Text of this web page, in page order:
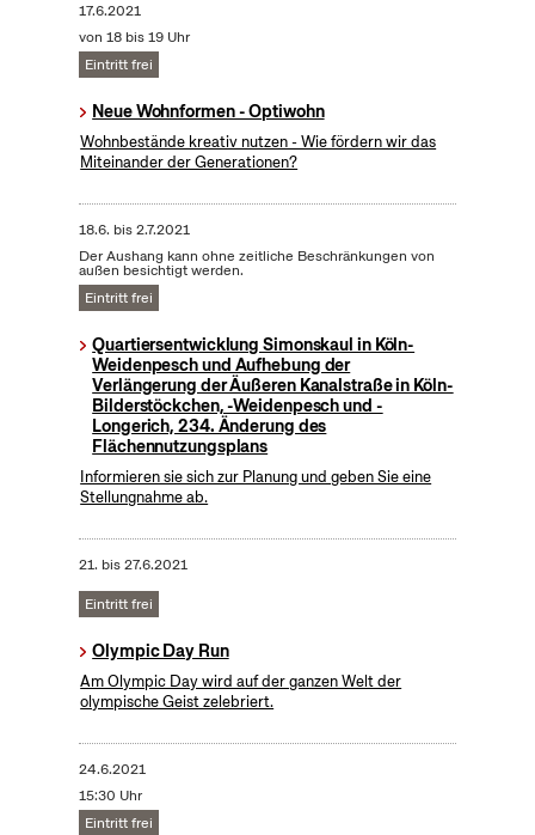
17.6.2021
von 18 bis 19 Uhr
Eintritt frei
Neue Wohnformen - Optiwohn
Wohnbestände kreativ nutzen - Wie fördern wir das
Miteinander der Generationen?
18.6. bis2.7.2021
Der Aushang kann ohne zeitliche Beschränkungen von
außen besichtigt werden.
Eintritt frei
Quartiersentwicklung Simonskaul in Köln-
Weidenpesch und Aufhebung der
Verlängerung der Äußeren Kanalstraße in Köln-
Bilderstöckchen, -Weidenpesch und -
Longerich, 234. Änderung des
Flächennutzungsplans
Informieren sie sich zur Planung und geben Sie eine
Stellungnahme ab.
21. bis27.6.2021
Eintritt frei
Olympic Day Run
Am Olympic Day wird auf der ganzen Welt der
olympische Geist zelebriert.
24.6.2021
15:30 Uhr
Eintritt frei